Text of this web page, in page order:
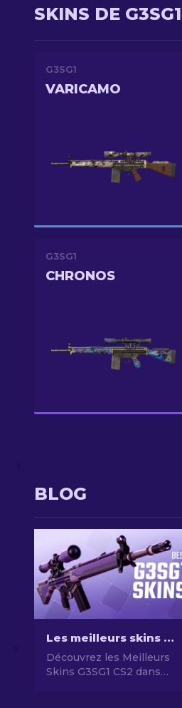
SKINS DE
G3SG1
VARICAMO
G3SG1
CHRONOS
BLOG
Les meilleurs skins CS2 G3SG1 dans toutes les gammes de prix
Découvrez les Meilleurs
Skins G3SG1 CS2 dans